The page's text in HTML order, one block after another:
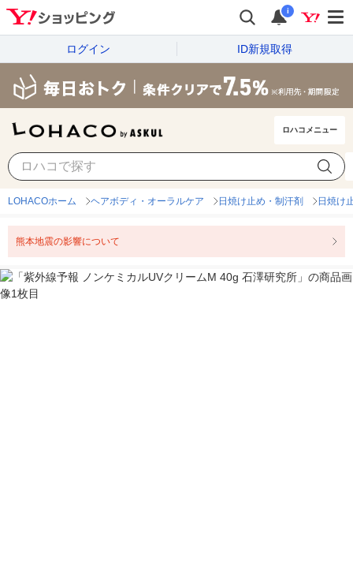
i
ログイン ID新規取得
ロハコメニュー
LOHACOホーム ヘアボディ・オーラルケア 日焼け止め・制汗剤 日焼け
熊本地震の影響について